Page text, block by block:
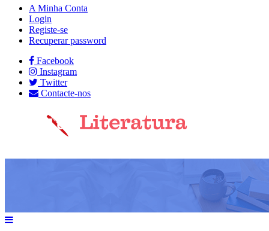
A Minha Conta
Login
Registe-se
Recuperar password
Facebook
Instagram
Twitter
Contacte-nos